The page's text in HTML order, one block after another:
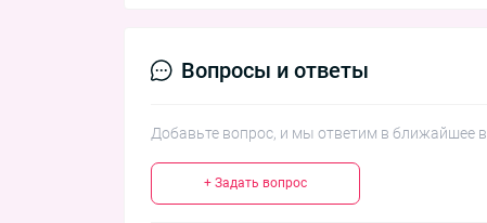
Вопросы и ответы
Добавьте вопрос, и мы ответим в ближайшее
+ Задать вопрос